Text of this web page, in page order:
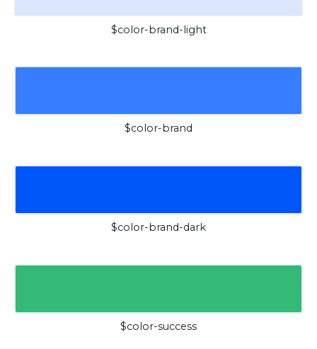
$color-brand-light
$color-brand
$color-brand-dark
$color-success